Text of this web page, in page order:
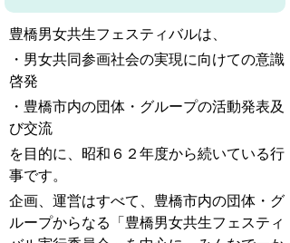
豊橋男女共生フェスティバルは、
・男女共同参画社会の実現に向けての意識
啓発
・豊橋市内の団体・グループの活動発表及
び交流
を目的に、昭和６２年度から続いている行
事です。
企画、運営はすべて、豊橋市内の団体・グ
ループからなる「豊橋男女共生フェスティ